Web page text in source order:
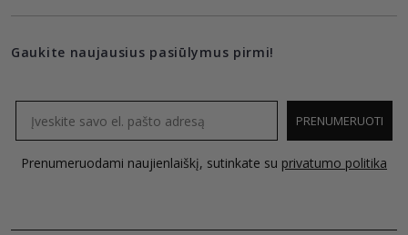
Gaukite naujausius pasiūlymus pirmi!
PRENUMERUOTI
Prenumeruodami naujienlaiškį, sutinkate su privatumo politika